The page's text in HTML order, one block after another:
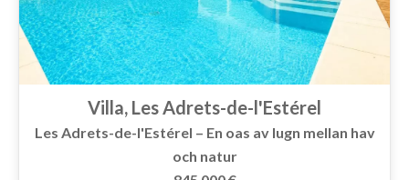
Villa, Les Adrets-de-l'Estérel
Les Adrets-de-l'Estérel – En oas av lugn mellan hav
och natur